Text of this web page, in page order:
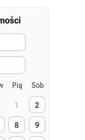
Pią Sob
1 2
8 9